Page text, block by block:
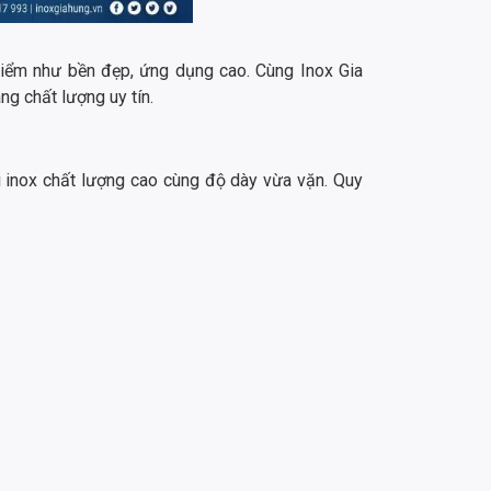
như bền đẹp, ứng dụng cao. Cùng Inox Gia
chất lượng uy tín.
chất lượng cao cùng độ dày vừa vặn. Quy